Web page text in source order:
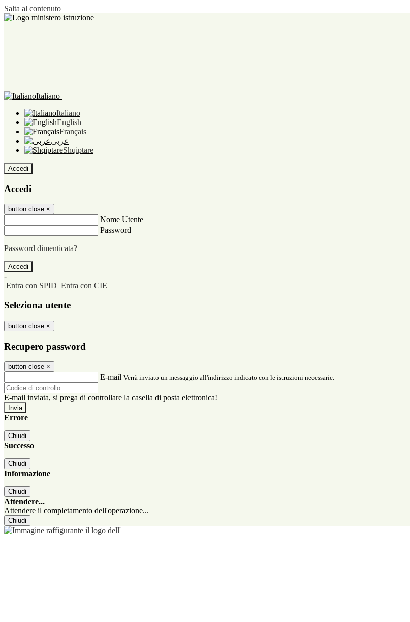
Salta al contenuto
Italiano
Italiano
English
Français
عربى
Shqiptare
Accedi
Accedi
button close ×
Nome Utente
Password
Password dimenticata?
-
Entra con SPID Entra con CIE
Seleziona utente
button close ×
Recupero password
button close ×
E-mail Verrà inviato un messaggio all'indirizzo indicato con le istruzioni necessarie.
E-mail inviata, si prega di controllare la casella di posta elettronica!
Errore
Chiudi
Successo
Chiudi
Informazione
Chiudi
Attendere...
Attendere il completamento dell'operazione...
Chiudi